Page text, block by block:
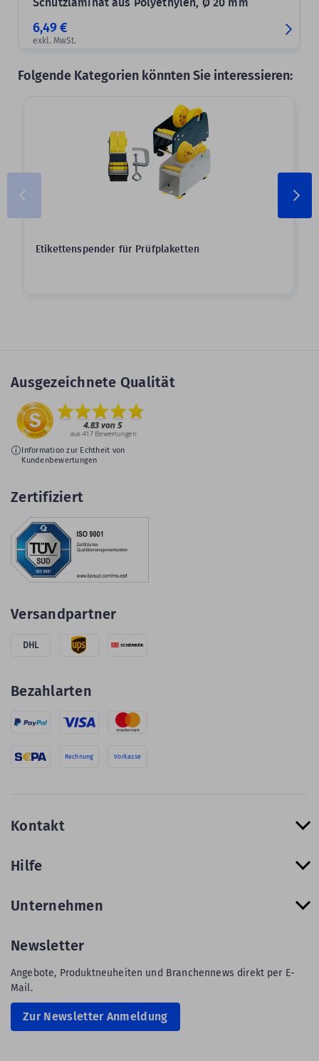
Schutzlaminat aus Polyethylen, Ø 20 mm
6,49 €
exkl. MwSt.
Folgende Kategorien könnten Sie interessieren:
Etikettenspender für Prüfplaketten
Ausgezeichnete Qualität
Information zur Echtheit von
Kundenbewertungen
Zertifiziert
Versandpartner
DHL
Bezahlarten
Rechnung Vorkasse
Kontakt
Hilfe
Unternehmen
Newsletter
Angebote, Produktneuheiten und Branchennews direkt per E-
Mail.
Zur Newsletter Anmeldung